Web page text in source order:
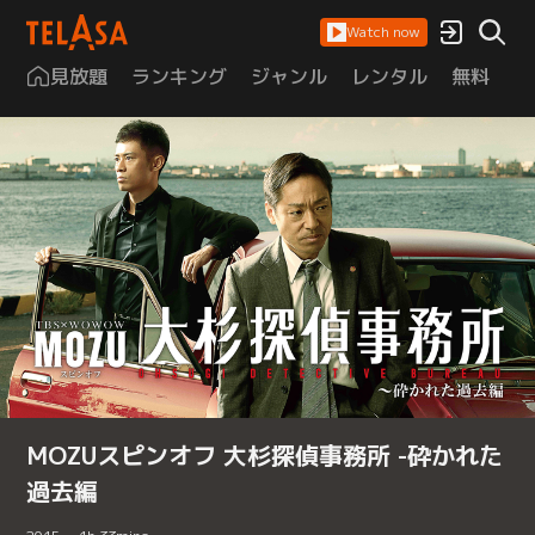
Watch now
見放題 ランキング ジャンル レンタル 無料
MOZUスピンオフ 大杉探偵事務所 -砕かれた
過去編